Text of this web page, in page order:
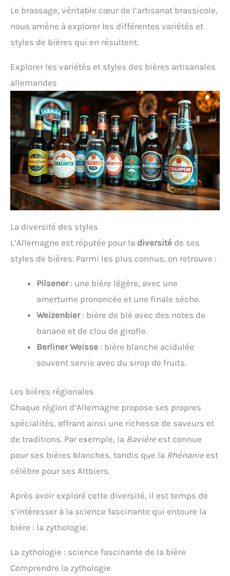
Le brassage, véritable cœur de l’artisanat brassicole,
nous amène à explorer les différentes variétés et
styles de bières qui en résultent.
Explorer les variétés et styles des bières artisanales
allemandes
La diversité des styles
L’Allemagne est réputée pour la diversité de ses
styles de bières. Parmi les plus connus, on retrouve :
Pilsener: une bière légère, avec une
amertume prononcée et une finale sèche.
Weizenbier: bière de blé avec des notes de
banane et de clou de girofle.
Berliner Weisse : bière blanche acidulée
souvent servie avec du sirop de fruits.
Les bières régionales
Chaque région d’Allemagne propose ses propres
spécialités, offrant ainsi une richesse de saveurs et
de traditions. Par exemple, la Bavière est connue
pour ses bières blanches, tandis que la Rhénanie est
célèbre pour ses Altbiers.
Après avoir exploré cette diversité, il est temps de
s’intéresser à la science fascinante qui entoure la
bière : la zythologie.
La zythologie : science fascinante de la bière
Comprendre la zythologie